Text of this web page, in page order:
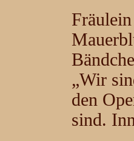
„Wir
den
sind.